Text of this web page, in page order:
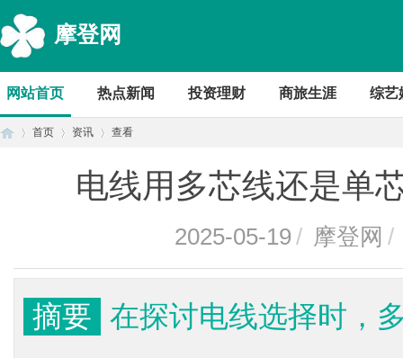
摩登网
网站首页 热点新闻 投资理财 商旅生涯 综艺
首页 资讯 查看
电线用多芯线还是单
2025-05-19 / 摩登网 /
摘要 在探讨电线选择时，